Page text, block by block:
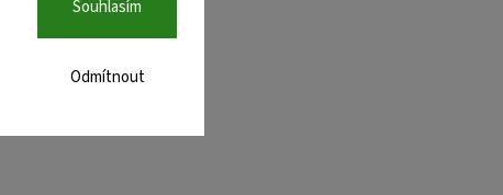
Odmítnout
Souhlasím